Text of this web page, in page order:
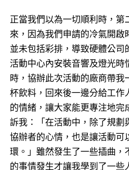
正當我們以為一切順利時，第
來，因為我們申請的冷氣開啟
並未包括彩排，導致硬體公司
活動中心內安裝音響及燈光時
時，協辦此次活動的廠商帶我
杯飲料，回來後一邊分給工作
的情緒，讓大家能更專注地完
訴我：「在活動中，除了規劃
協辦者的心情，也是讓活動可
環。」雖然發生了一些插曲，
的事情發生才讓我學到了一些